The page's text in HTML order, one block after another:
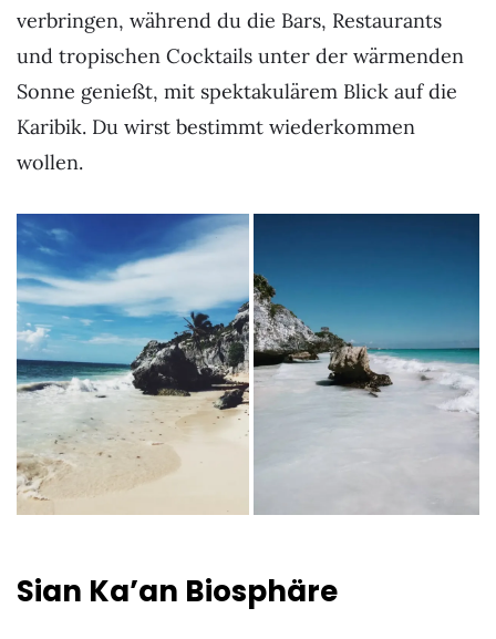
verbringen, während du die Bars, Restaurants
und tropischen Cocktails unter der wärmenden
Sonne genießt, mit spektakulärem Blick auf die
Karibik. Du wirst bestimmt wiederkommen
wollen.
Sian Ka’an Biosphäre